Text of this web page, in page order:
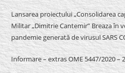
Lansarea proiectului „Consolidarea
Militar „Dimitrie Cantemir” Breaza în
pandemie generată de virusul SARS
Informare – extras OME 5447/2020 –